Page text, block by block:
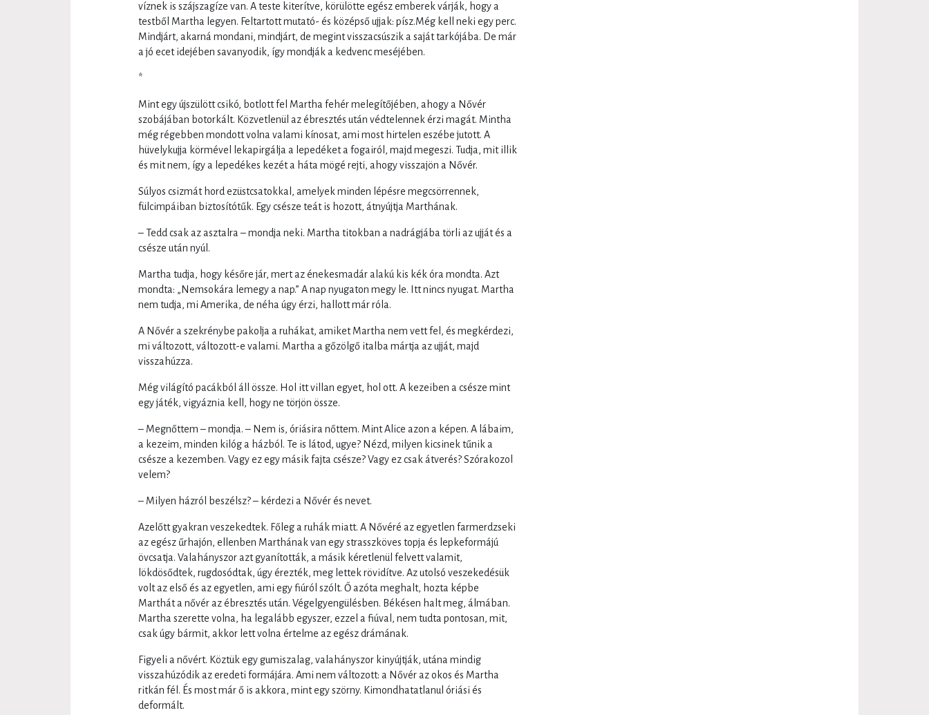
víznek is szájszagíze van. A teste kiterítve, körülötte egész emberek várják, hogy a
testből Martha legyen. Feltartott mutató- és középső ujjak: písz.Még kell neki egy perc.
Mindjárt, akarná mondani, mindjárt, de megint visszacsúszik a saját tarkójába. De már
a jó ecet idejében savanyodik, így mondják a kedvenc meséjében.
*
Mint egy újszülött csikó, botlott fel Martha fehér melegítőjében, ahogy a Nővér
szobájában botorkált. Közvetlenül az ébresztés után védtelennek érzi magát. Mintha
még régebben mondott volna valami kínosat, ami most hirtelen eszébe jutott. A
hüvelykujja körmével lekapirgálja a lepedéket a fogairól, majd megeszi. Tudja, mit illik
és mit nem, így a lepedékes kezét a háta mögé rejti, ahogy visszajön a Nővér.
Súlyos csizmát hord ezüstcsatokkal, amelyek minden lépésre megcsörrennek,
fülcimpáiban biztosítótűk. Egy csésze teát is hozott, átnyújtja Marthának.
– Tedd csak az asztalra – mondja neki. Martha titokban a nadrágjába törli az ujját és a
csésze után nyúl.
Martha tudja, hogy későre jár, mert az énekesmadár alakú kis kék óra mondta. Azt
mondta: „Nemsokára lemegy a nap.” A nap nyugaton megy le. Itt nincs nyugat. Martha
nem tudja, mi Amerika, de néha úgy érzi, hallott már róla.
A Nővér a szekrénybe pakolja a ruhákat, amiket Martha nem vett fel, és megkérdezi,
mi változott, változott-e valami. Martha a gőzölgő italba mártja az ujját, majd
visszahúzza.
Még világító pacákból áll össze. Hol itt villan egyet, hol ott. A kezeiben a csésze mint
egy játék, vigyáznia kell, hogy ne törjön össze.
– Megnőttem – mondja. – Nem is, óriásira nőttem. Mint Alice azon a képen. A lábaim,
a kezeim, minden kilóg a házból. Te is látod, ugye? Nézd, milyen kicsinek tűnik a
csésze a kezemben. Vagy ez egy másik fajta csésze? Vagy ez csak átverés? Szórakozol
velem?
– Milyen házról beszélsz? – kérdezi a Nővér és nevet.
Azelőtt gyakran veszekedtek. Főleg a ruhák miatt. A Nővéré az egyetlen farmerdzseki
az egész űrhajón, ellenben Marthának van egy strasszköves topja és lepkeformájú
övcsatja. Valahányszor azt gyanították, a másik kéretlenül felvett valamit,
lökdösődtek, rugdosódtak, úgy érezték, meg lettek rövidítve. Az utolsó veszekedésük
volt az első és az egyetlen, ami egy fiúról szólt. Ő azóta meghalt, hozta képbe
Marthát a nővér az ébresztés után. Végelgyengülésben. Békésen halt meg, álmában.
Martha szerette volna, ha legalább egyszer, ezzel a fiúval, nem tudta pontosan, mit,
csak úgy bármit, akkor lett volna értelme az egész drámának.
Figyeli a nővért. Köztük egy gumiszalag, valahányszor kinyújtják, utána mindig
visszahúzódik az eredeti formájára. Ami nem változott: a Nővér az okos és Martha
ritkán fél. És most már ő is akkora, mint egy szörny. Kimondhatatlanul óriási és
deformált.